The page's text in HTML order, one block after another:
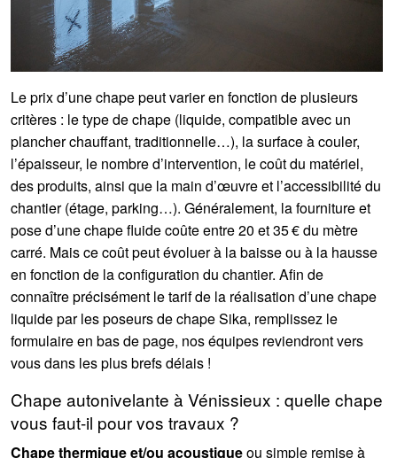
Le prix d’une chape peut varier en fonction de plusieurs
critères : le type de chape (liquide, compatible avec un
plancher chauffant, traditionnelle…), la surface à couler,
l’épaisseur, le nombre d’intervention, le coût du matériel,
des produits, ainsi que la main d’œuvre et l’accessibilité du
chantier (étage, parking…). Généralement, la fourniture et
pose d’une chape fluide coûte entre 20 et 35 € du mètre
carré. Mais ce coût peut évoluer à la baisse ou à la hausse
en fonction de la configuration du chantier. Afin de
connaître précisément le tarif de la réalisation d’une chape
liquide par les poseurs de chape Sika, remplissez le
formulaire en bas de page, nos équipes reviendront vers
vous dans les plus brefs délais !
Chape autonivelante à Vénissieux : quelle chape
vous faut-il pour vos travaux ?
Chape thermique et/ou acoustiqueou simple remise à